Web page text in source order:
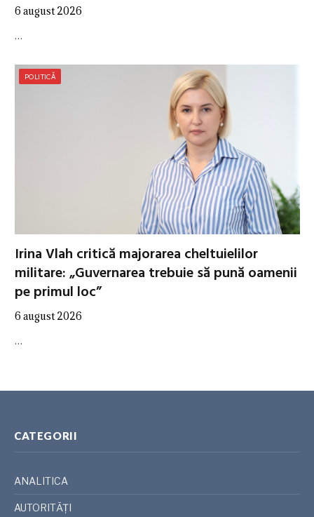
6 august 2026
…
POLITICĂ
Irina Vlah critică majorarea cheltuielilor
militare: „Guvernarea trebuie să pună oamenii
pe primul loc”
6 august 2026
…
CATEGORII
ANALITICA
AUTORITĂȚI